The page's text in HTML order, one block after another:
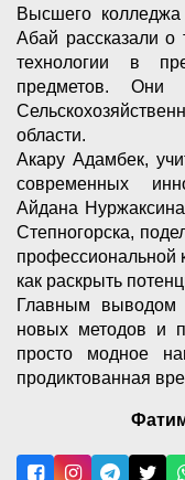
Высшего колледжа
Абай рассказали о
технологии в
предметов. Они
области.
Акару Адамбек,
современных
Айдана
Степногорска,
профессиональной
как раскрыть
Главным выводом
новых методов и
просто модное
продиктованная